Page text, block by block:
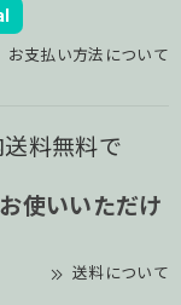
お支払い方法について
料無料で
使いいただけ
送料について